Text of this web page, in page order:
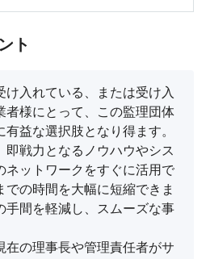
ト
け入れている、または受け入
者様にとって、この監理団体
益な選択肢となり得ます。
即戦力となるノウハウやシス
ネットワークをすぐに活用で
での時間を大幅に短縮できま
手間を軽減し、スムーズな事
在の理事長や管理責任者がサ